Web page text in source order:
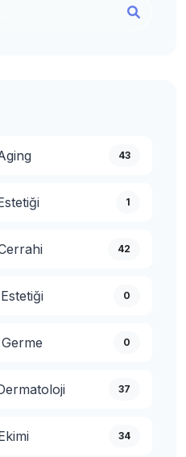
43
1
42
0
0
37
34